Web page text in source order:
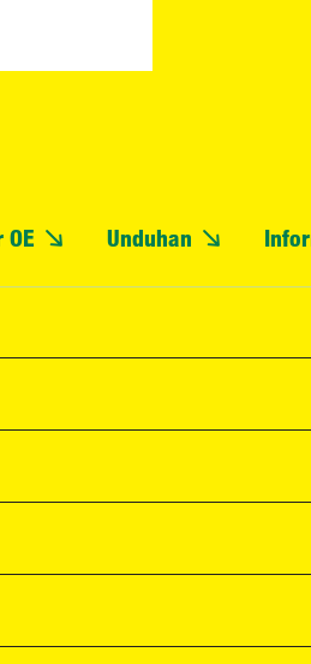
OE Unduhan